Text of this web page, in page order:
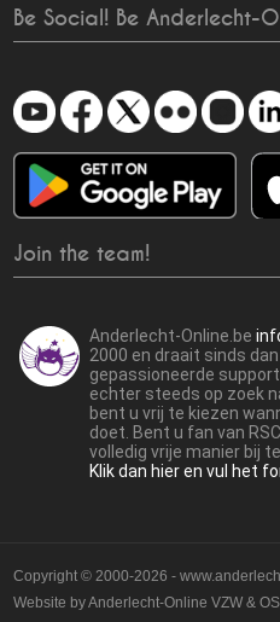
Be Social! Be Anderlecht-
Join the team!
Anderlecht-Online.be
2000 en draait sinds
gepassioneerde
echter steeds op zoek
bent u vrij te kiezen
doet. Bent u fan van
volledig vrije manier bij
Klik dan hier en vul het
Copyright © 2000-2026 -
Website byAnderlecht-Online VZW &